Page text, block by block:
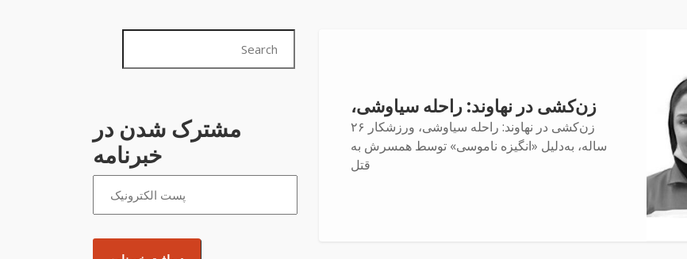
زن‌کشی در نهاوند: راحله سیاوشی،
زن‌کشی در نهاوند: راحله سیاوشی، ورزشکار ۲۶
ساله، به‌دلیل «انگیزه ناموسی» توسط همسرش به
قتل
مشترک شدن در
خبرنامه